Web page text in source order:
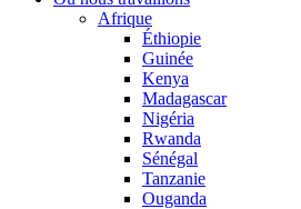
Afrique
Éthiopie
Guinée
Kenya
Madagascar
Nigéria
Rwanda
Sénégal
Tanzanie
Ouganda